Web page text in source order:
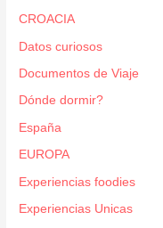
CROACIA
Datos curiosos
Documentos de Viaje
Dónde dormir?
España
EUROPA
Experiencias foodies
Experiencias Unicas